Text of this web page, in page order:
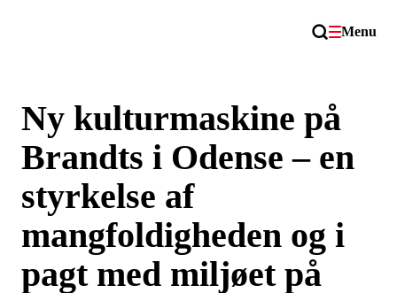
Menu
Ny kulturmaskine på
Brandts i Odense – en
styrkelse af
mangfoldigheden og i
pagt med miljøet på